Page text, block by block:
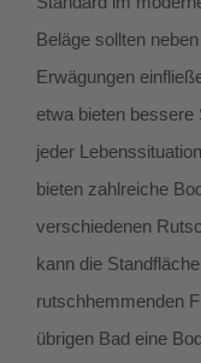
Beläge sollten
Erwägungen
etwa bieten bessere
jeder
bieten zahlreiche
verschiedenen
kann die
rutschhemmenden
übrigen Bad eine